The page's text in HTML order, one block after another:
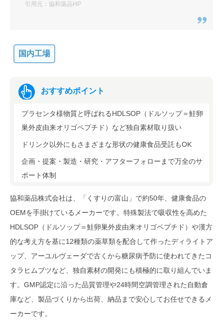
引用元：協和薬品HP
国内工場
おすすめポイント
プラセンタ様物質と呼ばれるHDLSOP（ドルソップ＝鮭卵
巣外皮由来オリゴペプチド）など独自素材取り扱い
ドリンク以外にもさまざまな形状の健康食品受託もOK
企画・提案・製造・研究・アフターフォローまで万全のサ
ポート体制
協和薬品株式会社は、「くすりの富山」で約50年、健康食品の
OEMを手掛けているメーカーです。特殊製法で吸収性を高めた
HDLSOP（ドルソップ＝鮭卵巣外皮由来オリゴペプチド）や漢方
的な考え方を基に12種類の薬草類を配合して作ったディライトア
ップ、アーユルヴェーダで古くから糖尿病予防に使われてきたコ
タラヒムブツなど、独自素材の開発にも積極的に取り組んでいま
す。GMP認定に沿った品質管理や24時間空調管理された自動倉
庫など、製品づくりから出荷、納品まで安心してお任せできるメ
ーカーです。